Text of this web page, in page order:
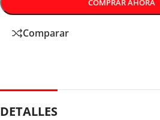
COMPRAR AHORA
Comparar
DETALLES